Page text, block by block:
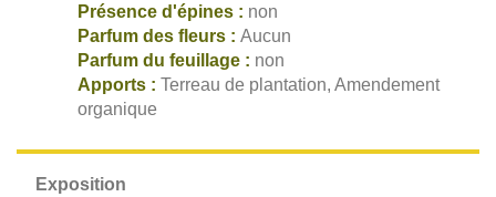
Présence d'épines : non
Parfum des fleurs : Aucun
Parfum du feuillage : non
Apports : Terreau de plantation, Amendement
organique